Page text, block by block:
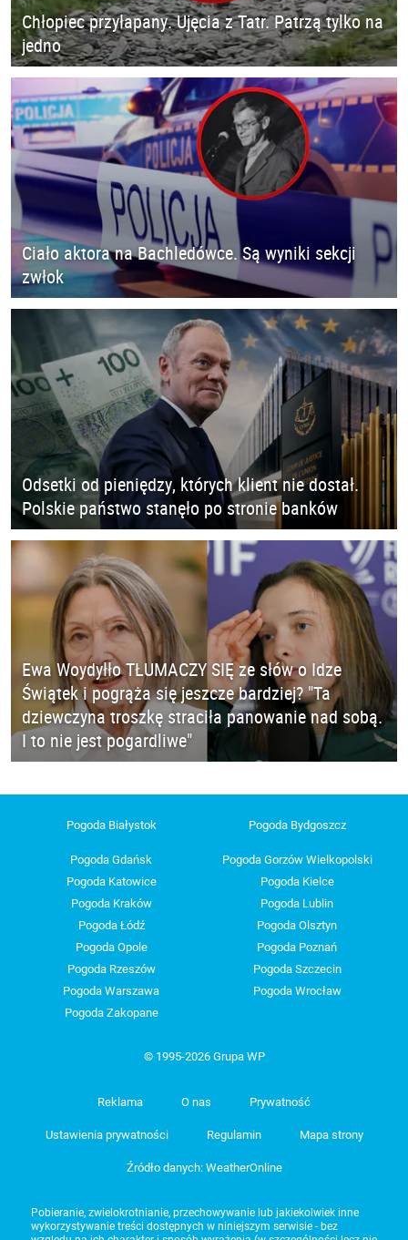
Chłopiec przyłapany. Ujęcia z Tatr. Patrzą tylko na
jedno
Ciało aktora na Bachledówce. Są wyniki sekcji
zwłok
Odsetki od pieniędzy, których klient nie dostał.
Polskie państwo stanęło po stronie banków
Ewa Woydyłło TŁUMACZY SIĘ ze słów o Idze
Świątek i pogrąża się jeszcze bardziej? "Ta
dziewczyna troszkę straciła panowanie nad sobą.
I to nie jest pogardliwe"
Pogoda Białystok Pogoda Bydgoszcz
Pogoda Gdańsk
Pogoda Gorzów Wielkopolski
Pogoda Katowice
Pogoda Kielce
Pogoda Kraków
Pogoda Lublin
Pogoda Łódź
Pogoda Olsztyn
Pogoda Opole
Pogoda Poznań
Pogoda Rzeszów
Pogoda Szczecin
Pogoda Warszawa
Pogoda Wrocław
Pogoda Zakopane
© 1995-2026 Grupa WP
Reklama O nas Prywatność
Ustawienia prywatności Regulamin Mapa strony
Źródło danych: WeatherOnline
Pobieranie, zwielokrotnianie, przechowywanie lub jakiekolwiek inne
wykorzystywanie treści dostępnych w niniejszym serwisie - bez